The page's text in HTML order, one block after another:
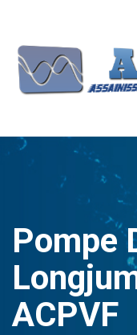
Pompe
ACPVF